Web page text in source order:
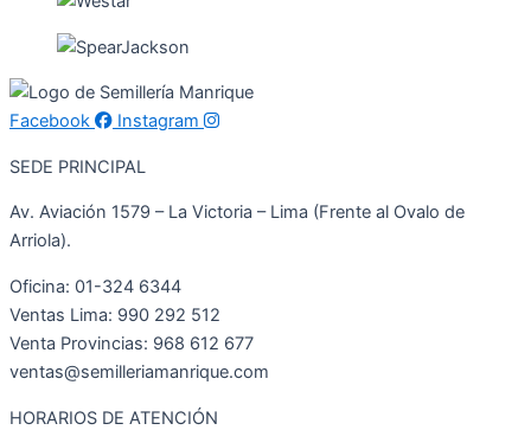
Facebook Instagram
SEDE PRINCIPAL
Av. Aviación 1579 – La Victoria – Lima (Frente al Ovalo de
Arriola).
Oficina: 01-324 6344
Ventas Lima: 990 292 512
Venta Provincias: 968 612 677
ventas@semilleriamanrique.com
HORARIOS DE ATENCIÓN